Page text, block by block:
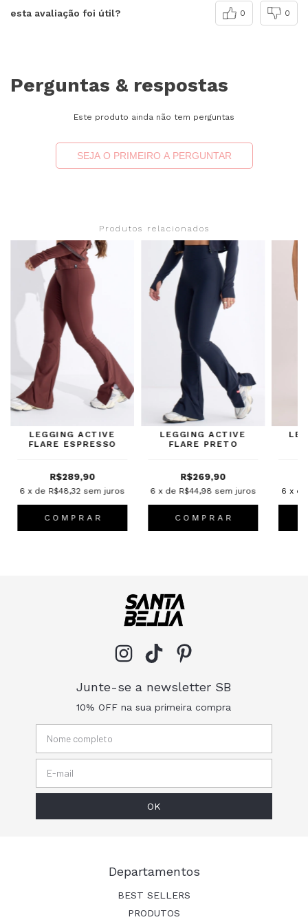
esta avaliação foi útil? 0 0
Perguntas & respostas
Este produto ainda não tem perguntas
SEJA O PRIMEIRO A PERGUNTAR
Produtos relacionados
LEGGING ACTIVE
FLARE ESPRESSO
R$289,90
6 x de R$48,32 sem juros
C O M P R A R
LEGGING ACTIVE
FLARE PRETO
R$269,90
6 x de R$44,98 sem juros
C O M P R A R
6 x
Junte-se a newsletter SB
10% OFF na sua primeira compra
Departamentos
BEST SELLERS
PRODUTOS